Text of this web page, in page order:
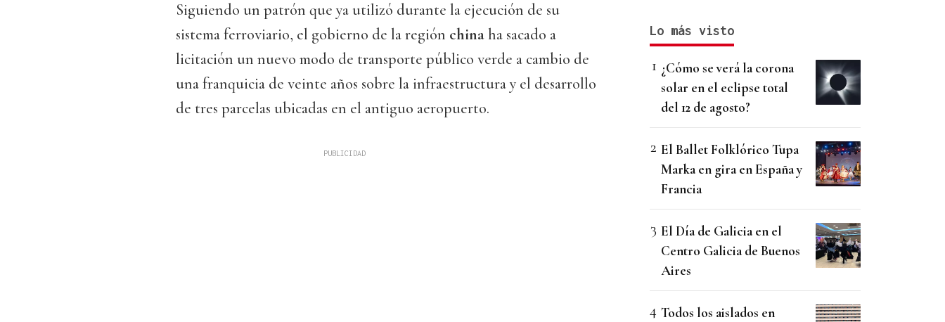
Siguiendo un patrón que ya utilizó durante la ejecución de su
sistema ferroviario, el gobierno de la región chinaha sacado a
licitación un nuevo modo de transporte público verde a cambio de
una franquicia de veinte años sobre la infraestructura y el desarrollo
de tres parcelas ubicadas en el antiguo aeropuerto.
Lo más visto
¿Cómo se verá la corona
solar en el eclipse total
del 12 de agosto?
El Ballet Folklórico Tupa
Marka en gira en España y
Francia
El Día de Galicia en el
Centro Galicia de Buenos
Aires
Todos los aislados en